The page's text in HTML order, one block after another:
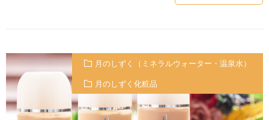
月のしずく（ミネラルウォーター・温泉水）
月のしずく化粧品